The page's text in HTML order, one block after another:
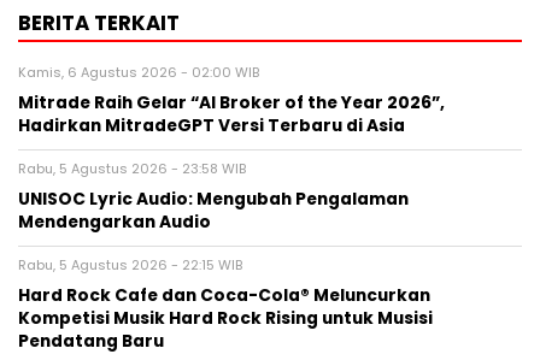
BERITA TERKAIT
Kamis, 6 Agustus 2026 - 02:00 WIB
Mitrade Raih Gelar “AI Broker of the Year 2026”,
Hadirkan MitradeGPT Versi Terbaru di Asia
Rabu, 5 Agustus 2026 - 23:58 WIB
UNISOC Lyric Audio: Mengubah Pengalaman
Mendengarkan Audio
Rabu, 5 Agustus 2026 - 22:15 WIB
Hard Rock Cafe dan Coca-Cola® Meluncurkan
Kompetisi Musik Hard Rock Rising untuk Musisi
Pendatang Baru